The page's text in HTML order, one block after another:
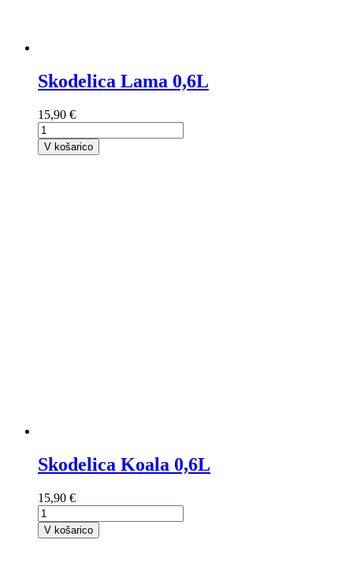
Skodelica Lama 0,6L
15,90 €
V košarico
Skodelica Koala 0,6L
15,90 €
V košarico